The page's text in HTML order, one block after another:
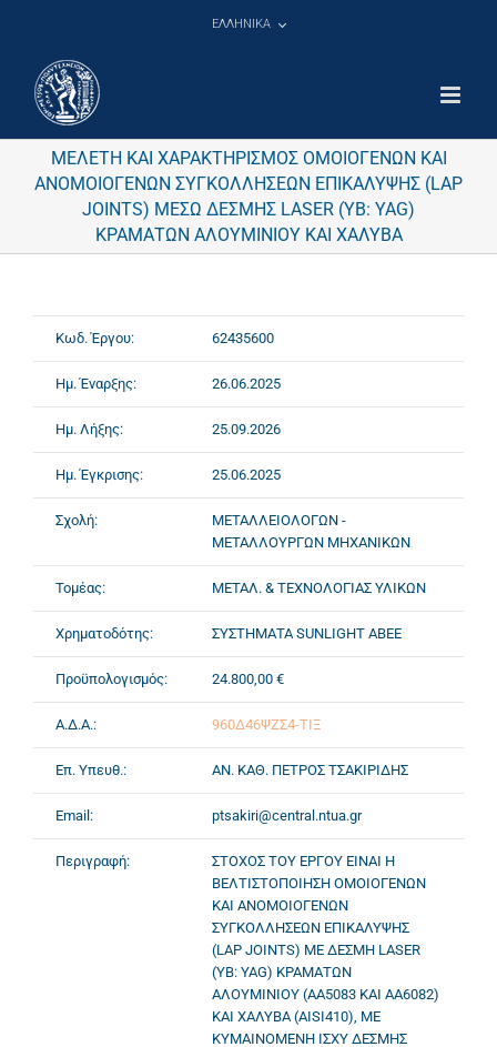
ΕΛΛΗΝΙΚΑ
ΜΕΛΕΤΗ ΚΑΙ ΧΑΡΑΚΤΗΡΙΣΜΟΣ ΟΜΟΙΟΓΕΝΩΝ ΚΑΙ
ΑΝΟΜΟΙΟΓΕΝΩΝ ΣΥΓΚΟΛΛΗΣΕΩΝ ΕΠΙΚΑΛΥΨΗΣ (LAP
JOINTS) ΜΕΣΩ ΔΕΣΜΗΣ LASER (YB: YAG)
ΚΡΑΜΑΤΩΝ ΑΛΟΥΜΙΝΙΟΥ ΚΑΙ ΧΑΛΥΒΑ
Κωδ. Έργου: 62435600
Ημ. Έναρξης: 26.06.2025
Ημ. Λήξης: 25.09.2026
Ημ. Έγκρισης: 25.06.2025
Σχολή:
ΜΕΤΑΛΛΕΙΟΛΟΓΩΝ -
ΜΕΤΑΛΛΟΥΡΓΩΝ ΜΗΧΑΝΙΚΩΝ
Τομέας: ΜΕΤΑΛ. & ΤΕΧΝΟΛΟΓΙΑΣ ΥΛΙΚΩΝ
Χρηματοδότης: ΣΥΣΤΗΜΑΤΑ SUNLIGHT ABEE
Προϋπολογισμός: 24.800,00 €
Α.Δ.Α.: 960Δ46ΨΖΣ4-ΤΙΞ
Επ. Υπευθ.: ΑΝ. ΚΑΘ. ΠΕΤΡΟΣ ΤΣΑΚΙΡΙΔΗΣ
Email: ptsakiri@central.ntua.gr
Περιγραφή:
ΣΤΟΧΟΣ ΤΟΥ ΕΡΓΟΥ ΕΙΝΑΙ Η
ΒΕΛΤΙΣΤΟΠΟΙΗΣΗ ΟΜΟΙΟΓΕΝΩΝ
ΚΑΙ ΑΝΟΜΟΙΟΓΕΝΩΝ
ΣΥΓΚΟΛΛΗΣΕΩΝ ΕΠΙΚΑΛΥΨΗΣ
(LAP JOINTS) ΜΕ ΔΕΣΜΗ LASER
(YB: YAG) ΚΡΑΜΑΤΩΝ
ΑΛΟΥΜΙΝΙΟΥ (ΑΑ5083 ΚΑΙ ΑΑ6082)
ΚΑΙ ΧΑΛΥΒΑ (AISI410), ΜΕ
ΚΥΜΑΙΝΟΜΕΝΗ ΙΣΧΥ ΔΕΣΜΗΣ